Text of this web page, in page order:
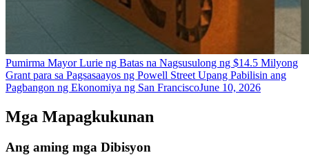
Pumirma Mayor Lurie ng Batas na Nagsusulong ng $14.5 Milyong
Grant para sa Pagsasaayos ng Powell Street Upang Pabilisin ang
Pagbangon ng Ekonomiya ng San FranciscoJune 10, 2026
Mga Mapagkukunan
Ang aming mga Dibisyon